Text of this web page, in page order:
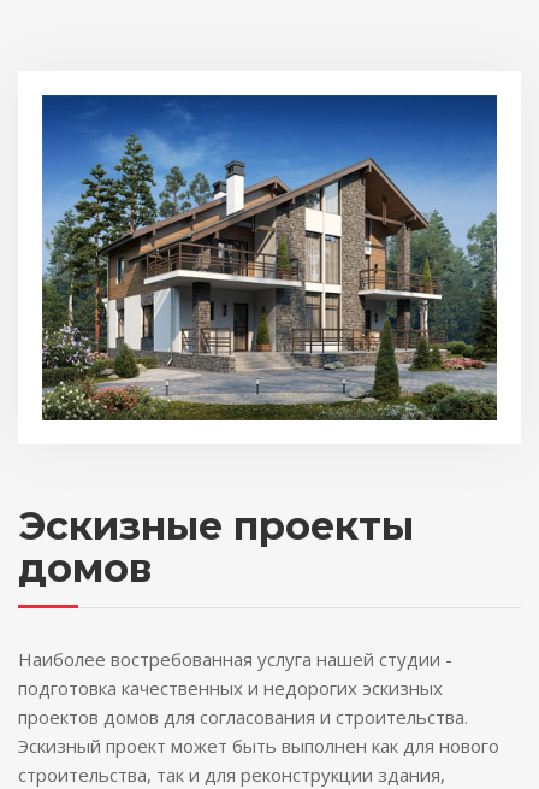
Эскизные проекты
домов
Наиболее востребованная услуга нашей студии -
подготовка качественных и недорогих эскизных
проектов домов для согласования и строительства.
Эскизный проект может быть выполнен как для нового
строительства, так и для реконструкции здания,